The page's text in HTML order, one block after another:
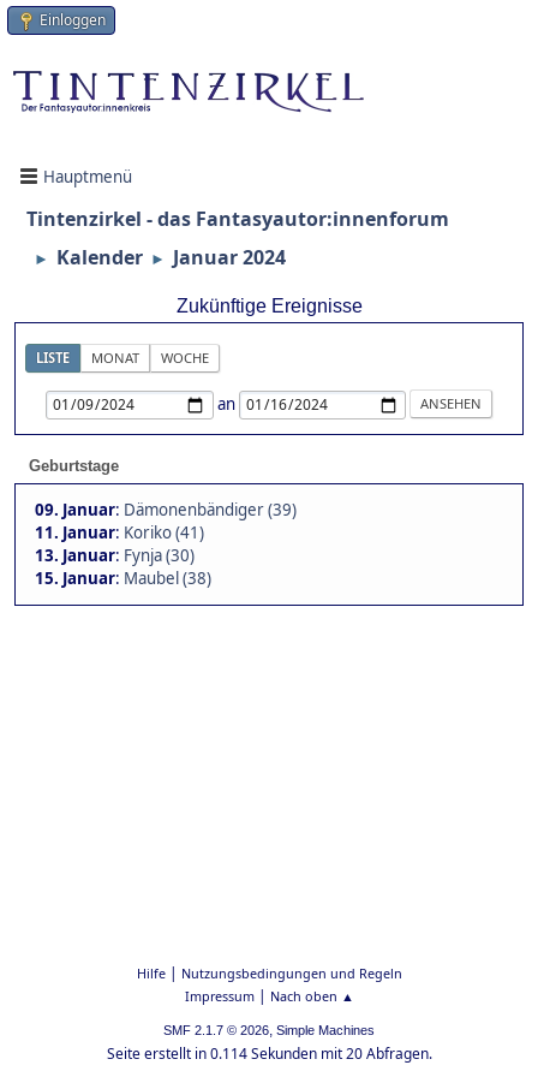
Einloggen
Hauptmenü
Tintenzirkel - das Fantasyautor:innenforum
► Kalender ► Januar 2024
Zukünftige Ereignisse
LISTE MONAT WOCHE
an
Geburtstage
09. Januar: Dämonenbändiger (39)
11. Januar: Koriko (41)
13. Januar: Fynja (30)
15. Januar: Maubel (38)
Hilfe| Nutzungsbedingungen und Regeln
Impressum| Nach oben ▲
SMF 2.1.7 © 2026, Simple Machines
Seite erstellt in 0.114 Sekunden mit 20 Abfragen.